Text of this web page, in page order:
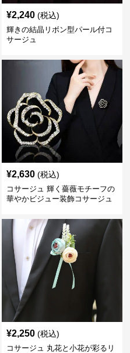
¥2,240 (税込)
輝きの結晶リボン型パール付コ
サージュ
¥2,630 (税込)
コサージュ 輝く薔薇モチーフの
華やかビジュー装飾コサージュ
¥2,250 (税込)
コサージュ 丸花と小花が彩るリ